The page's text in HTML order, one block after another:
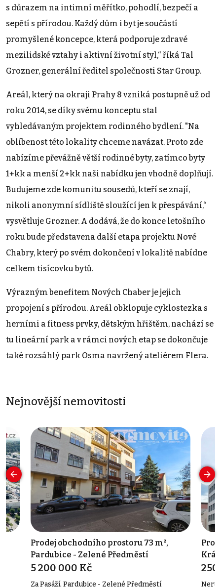
s důrazem na intimní měřítko, pohodlí, bezpečí a
sepětí s přírodou. Každý dům i byt je součástí
promyšlené koncepce, která podporuje zdravé
mezilidské vztahy i aktivní životní styl,“ říká Tal
Grozner, generální ředitel společnosti Star Group.
Areál, který na okraji Prahy 8 vzniká postupně už od
roku 2014, se díky svému konceptu stal
vyhledávaným projektem rodinného bydlení. "Na
oblíbenost této lokality chceme navázat. Proto zde
nabízíme převážně větší rodinné byty, zatímco byty
1+kk a menší 2+kk naši nabídku jen vhodně doplňují.
Budujeme zde komunitu sousedů, kteří se znají,
nikoli anonymní sídliště sloužící jen k přespávání,“
vysvětluje Grozner. A dodává, že do konce letošního
roku bude představena další etapa projektu Nové
Chabry, který po svém dokončení v lokalitě nabídne
celkem tisícovku bytů.
Výrazným benefitem Nových Chaber je jejich
propojení s přírodou. Areál obklopuje cyklostezka s
herními a fitness prvky, dětským hřištěm, nachází se
tu lineární park a v rámci nových etap se dokončuje
také rozsáhlý park Osma navržený ateliérem Flera.
Nejnovější nemovitosti
Prodej obchodního prostoru 73 m²,
Pardubice - Zelené Předměstí
5 200 000 Kč
Za Pasáží, Pardubice - Zelené Předměstí
250